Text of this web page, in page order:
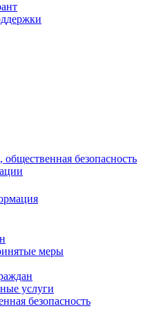
безопасность
меры
услуги
безопасность